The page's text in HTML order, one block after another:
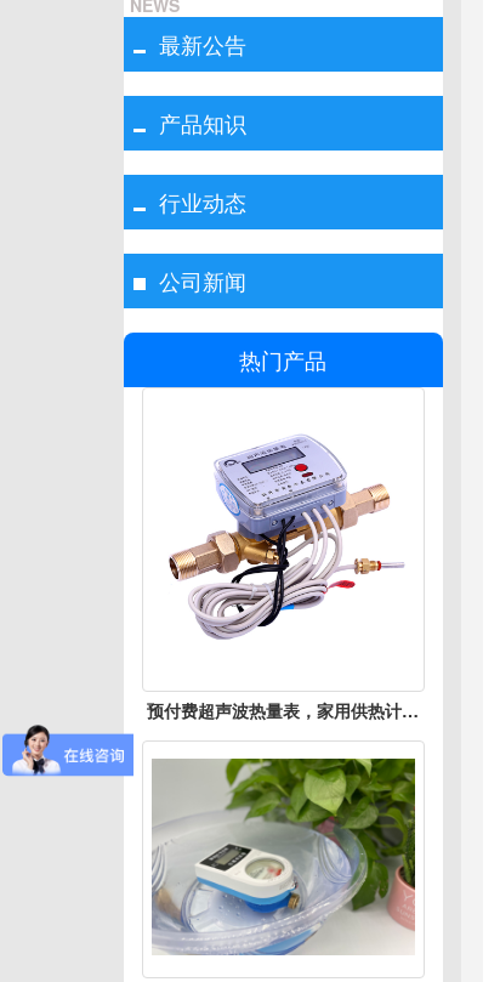
NEWS
最新公告
产品知识
行业动态
公司新闻
热门产品
预付费超声波热量表，家用供热计量